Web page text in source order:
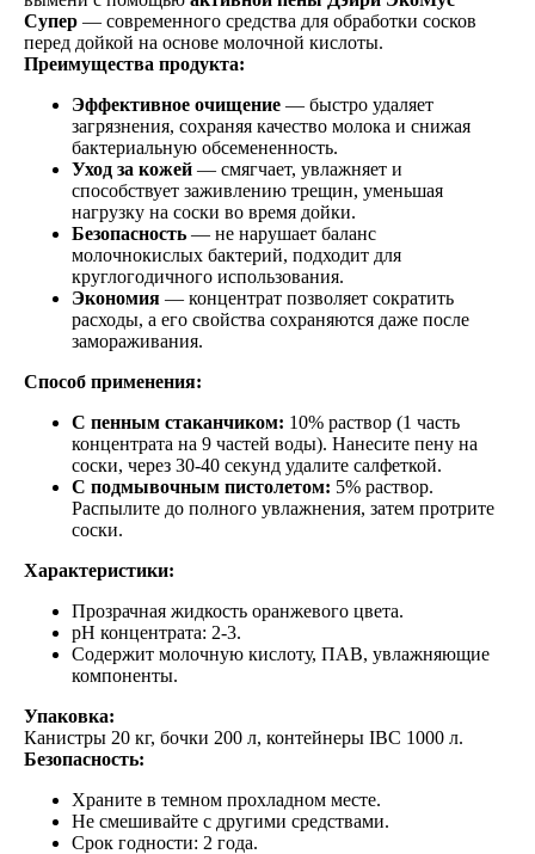
Супер — современного средства для обработки сосков
перед дойкой на основе молочной кислоты.
Преимущества продукта:
Эффективное очищение — быстро удаляет
загрязнения, сохраняя качество молока и снижая
бактериальную обсемененность.
Уход за кожей — смягчает, увлажняет и
способствует заживлению трещин, уменьшая
нагрузку на соски во время дойки.
Безопасность — не нарушает баланс
молочнокислых бактерий, подходит для
круглогодичного использования.
Экономия — концентрат позволяет сократить
расходы, а его свойства сохраняются даже после
замораживания.
Способ применения:
С пенным стаканчиком: 10% раствор (1 часть
концентрата на 9 частей воды). Нанесите пену на
соски, через 30-40 секунд удалите салфеткой.
С подмывочным пистолетом: 5% раствор.
Распылите до полного увлажнения, затем протрите
соски.
Характеристики:
Прозрачная жидкость оранжевого цвета.
pH концентрата: 2-3.
Содержит молочную кислоту, ПАВ, увлажняющие
компоненты.
Упаковка:
Канистры 20 кг, бочки 200 л, контейнеры IBC 1000 л.
Безопасность:
Храните в темном прохладном месте.
Не смешивайте с другими средствами.
Срок годности: 2 года.